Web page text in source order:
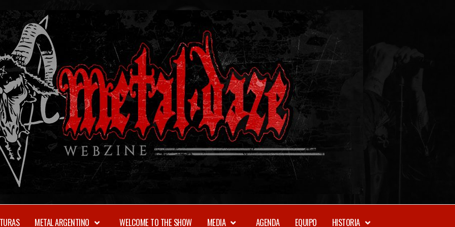
WEBZINE
METAL ARGENTINO WELCOME TO THE SHOW MEDIA AGENDA EQUIPO HISTORIA